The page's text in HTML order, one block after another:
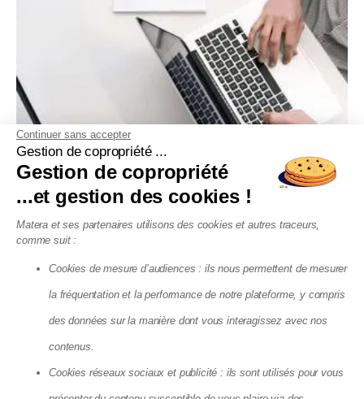
SYNDIC EN LIGNE
Que penser des syndics en ligne
pour la gestion de sa copropriété ?
pour la solution en ligne Matera.
Passez en syndic coopératif et profitez d'une
plateforme pour la gestion quotidienne et d'experts
comptabilité, travaux, etc.).
Continuer sans accepter
Gestion de copropriété ...
Gestion de copropriété
...et gestion des cookies !
Matera et ses partenaires utilisons des cookies et autres traceurs,
comme suit :
Cookies de mesure d’audiences : ils nous permettent de mesurer
la fréquentation et la performance de notre plateforme, y compris
des données sur la manière dont vous interagissez avec nos
contenus.
Cookies réseaux sociaux et publicité : ils sont utilisés pour vous